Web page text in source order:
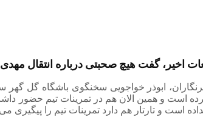
اخیر، گفت هیچ صحبتی درباره انتقال
ابوذر خواجویی سخنگوی باشگاه گل
کرده است و همین الان هم در تمرینات تیم
است و تارتار هم دارد تمرینات تیم را